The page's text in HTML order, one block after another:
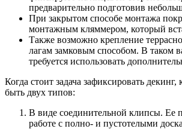
предварительно подготовив
При закрытом способе монтажа
монтажным кляммером, который
Также возможно крепление
лагам замковым способом. В таком
требуется использовать
Когда стоит задача зафиксировать
быть двух типов:
В виде соединительной клипсы. Ее
работе с полно- и пустотелыми